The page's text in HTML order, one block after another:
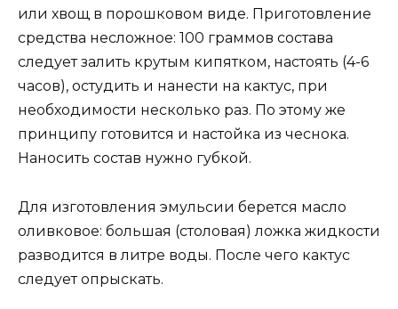
или хвощ в порошковом виде. Приготовление
средства несложное: 100 граммов состава
следует залить крутым кипятком, настоять (4-6
часов), остудить и нанести на кактус, при
необходимости несколько раз. По этому же
принципу готовится и настойка из чеснока.
Наносить состав нужно губкой.
Для изготовления эмульсии берется масло
оливковое: большая (столовая) ложка жидкости
разводится в литре воды. После чего кактус
следует опрыскать.